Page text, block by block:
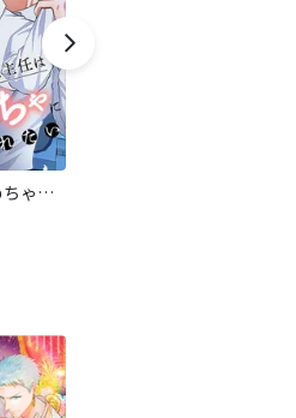
三津原主任はめちゃくちゃにされたい